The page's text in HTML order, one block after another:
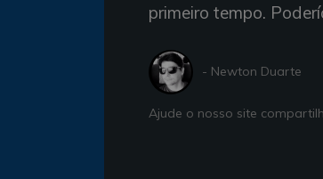
primeiro tempo.
- Newton Duarte
Ajude o nosso site